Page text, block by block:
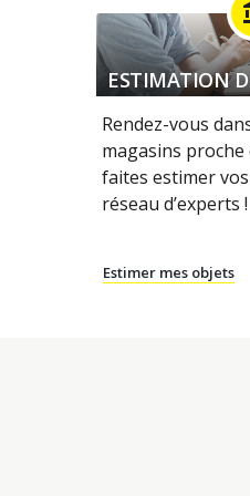
ESTIMATION
Rendez-vous
magasins proche
faites estimer
réseau d’experts !
Estimer mes objets